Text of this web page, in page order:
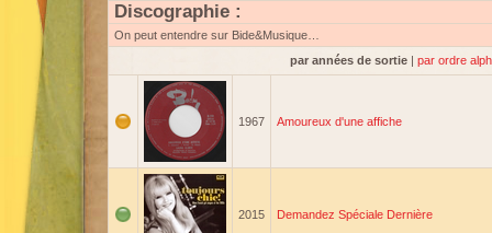
Discographie :
On peut entendre sur Bide&Musique…
par années de sortie | par ordre
1967 Amoureux d'une affiche
2015 Demandez Spéciale Dernière